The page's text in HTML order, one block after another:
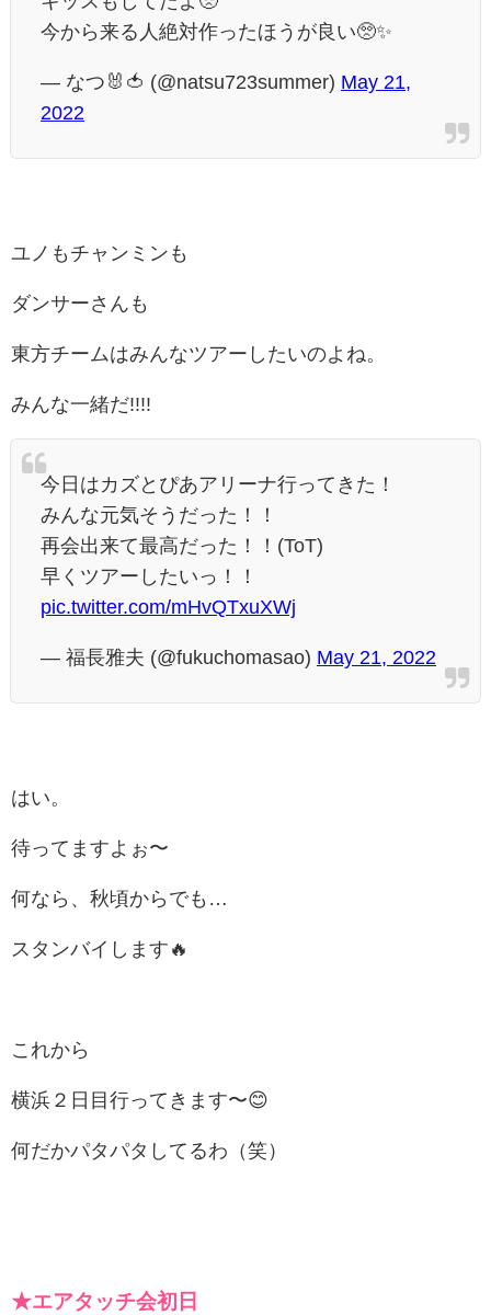
今から来る人絶対作ったほうが良い🥺✨
— なつ🐰🍅 (@natsu723summer) May 21,
2022
ユノもチャンミンも
ダンサーさんも
東方チームはみんなツアーしたいのよね。
みんな一緒だ!!!!
今日はカズとぴあアリーナ行ってきた！
みんな元気そうだった！！
再会出来て最高だった！！(ToT)
早くツアーしたいっ！！
pic.twitter.com/mHvQTxuXWj
— 福長雅夫 (@fukuchomasao) May 21, 2022
はい。
待ってますよぉ〜
何なら、秋頃からでも…
スタンバイします🔥
これから
横浜２日目行ってきます〜😊
何だかパタパタしてるわ（笑）
★エアタッチ会初日